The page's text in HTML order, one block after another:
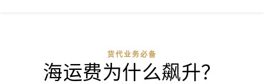
货代业务必备
海运费为什么飙升？